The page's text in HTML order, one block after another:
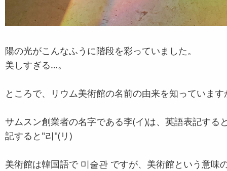
陽の光がこんなふうに階段を彩っていました。
美しすぎる…。
ところで、リウム美術館の名前の由来を知っています
サムスン創業者の名字である李(イ)は、英語表記する
記すると"리"(リ)
美術館は韓国語で 미술관 ですが、美術館という意